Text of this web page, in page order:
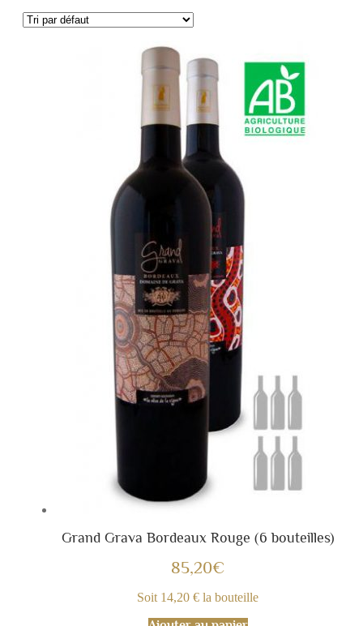
Grand Grava Bordeaux Rouge (6 bouteilles)
85,20€
Soit 14,20 € la bouteille